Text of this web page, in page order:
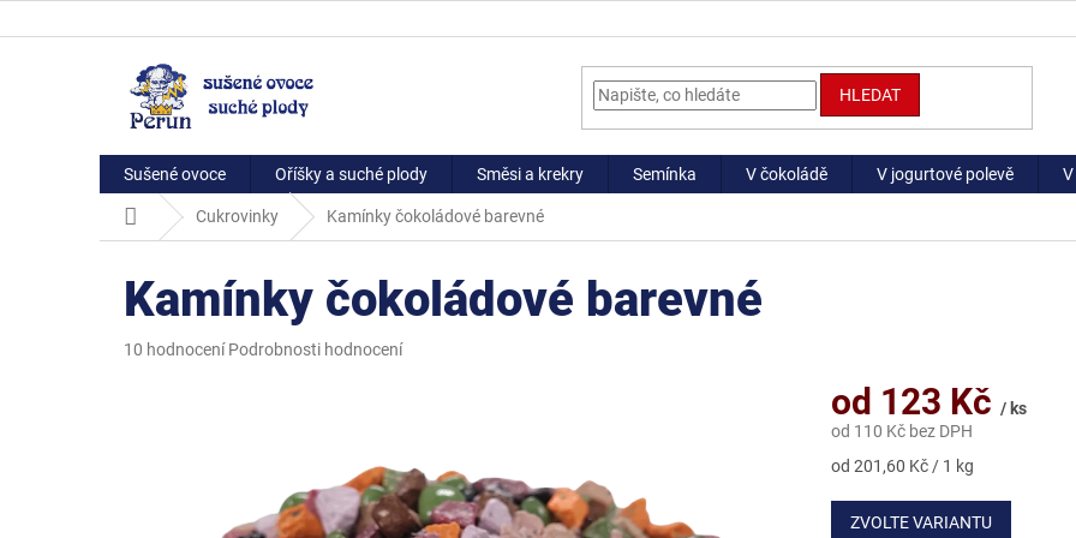
na
HLEDAT
Sušené ovoce Oříšky a suché plody Směsi a krekry Semínka V čokoládě V jogurtové polevě
Domů Cukrovinky Kamínky čokoládové barevné
Kamínky čokoládové barevné
Průměrné
10 hodnocení Podrobnosti hodnocení
od 123 Kč / ks
od 110 Kč bez DPH
Měrná
od 201,60 Kč / 1 kg
ZVOLTE VARIANTU